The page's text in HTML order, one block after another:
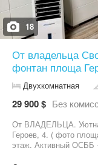
18
От владельца
фонтан площа
Двухкомнатная
29 900 $ Без
От ВЛАДЕЛЬЦА.
Героев, 4. ( фото
этаж. Активный ОСББ